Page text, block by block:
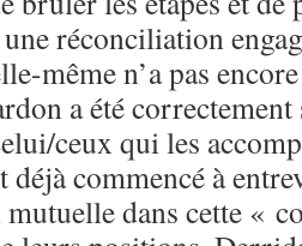
réconciliation
même n’a pas
a été
ceux qui les
déjà commencé à
dans cette «